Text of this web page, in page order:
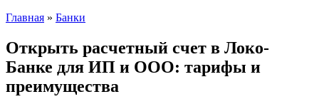
Главная » Банки
Открыть расчетный счет в Локо-
Банке для ИП и ООО: тарифы и
преимущества